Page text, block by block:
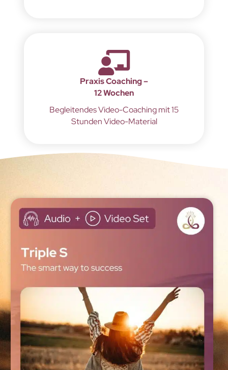
Praxis Coaching –
12 Wochen
Begleitendes Video-Coaching mit 15
Stunden Video-Material